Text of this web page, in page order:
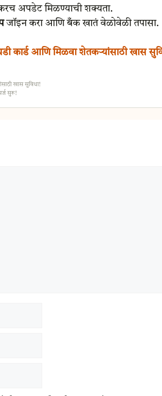
अपडेट मिळण्याची शक्यता.
जॉइन करा आणि बँक खातं वेळोवेळी तपासा.
कार्ड आणि मिळवा शेतकऱ्यांसाठी खास
खास सुविधा!
सुरू!